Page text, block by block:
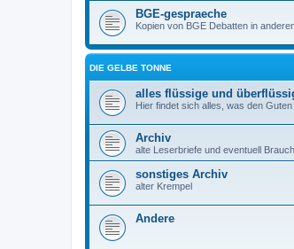
BGE-gespraeche
Kopien von BGE Debatten in
DIE GELBE TONNE
alles flüssige und
Hier findet sich alles, was den Guten
Archiv
alte Leserbriefe und eventuell
sonstiges Archiv
alter Krempel
Andere